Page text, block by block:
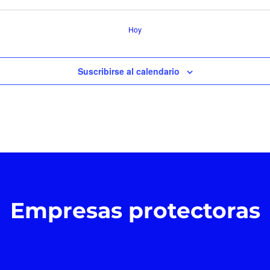
Hoy
Suscribirse al calendario
Empresas protectoras